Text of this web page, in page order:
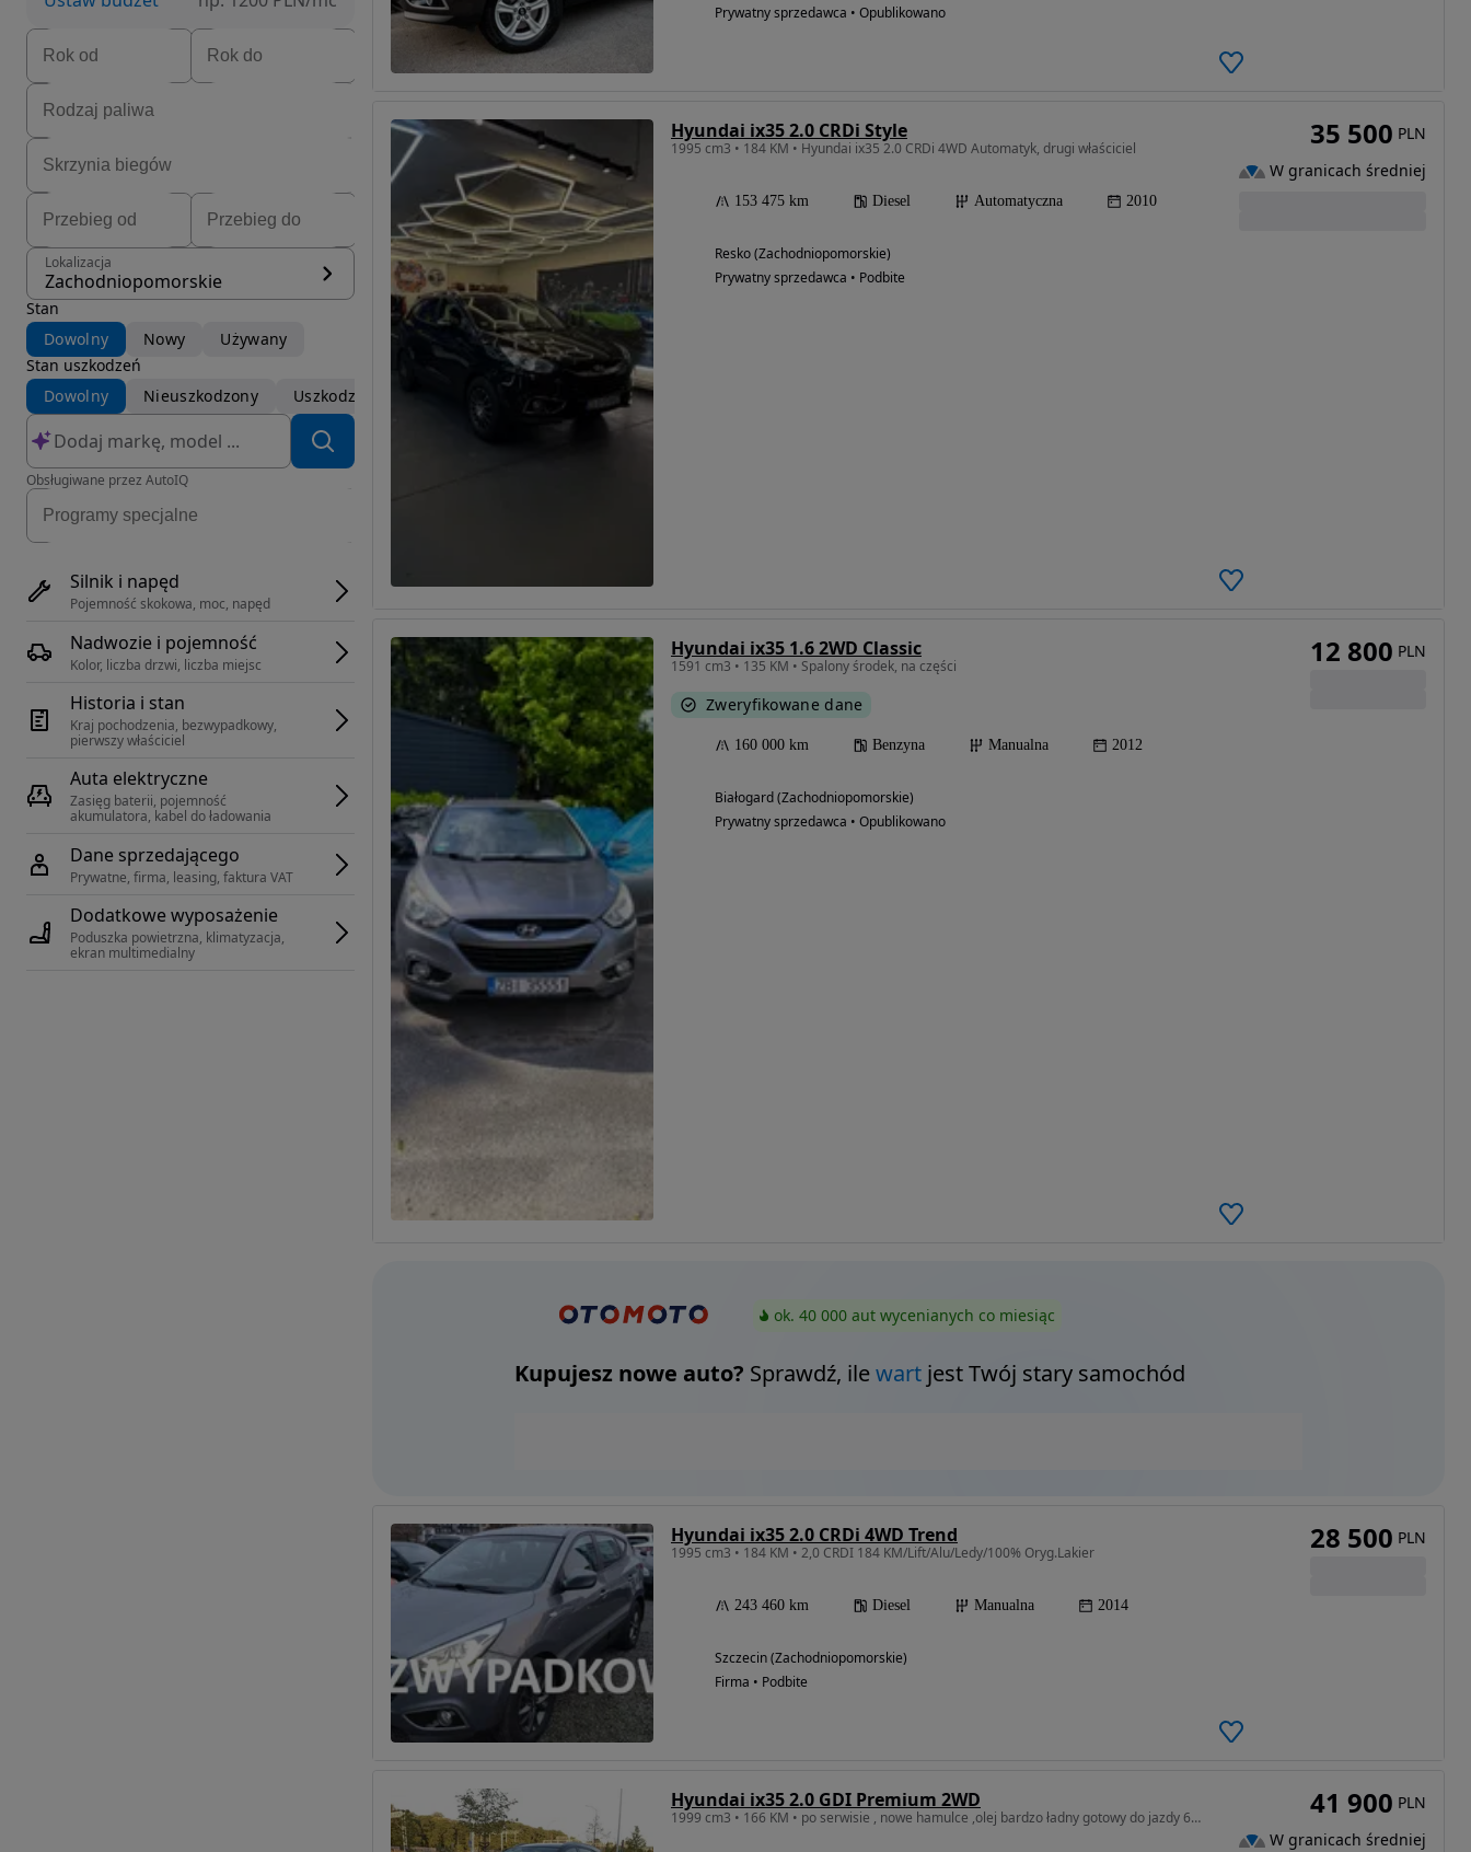
Lokalizacja
Zachodniopomorskie
Stan
Dowolny
Nowy
Używany
Stan uszkodzeń
Dowolny
Nieuszkodzony Uszkodzony
Obsługiwane przez AutoIQ
Silnik i napęd
Pojemność skokowa, moc, napęd
Nadwozie i pojemność
Kolor, liczba drzwi, liczba miejsc
Historia i stan
Kraj pochodzenia, bezwypadkowy,
pierwszy właściciel
Auta elektryczne
Zasięg baterii, pojemność
akumulatora, kabel do ładowania
Dane sprzedającego
Prywatne, firma, leasing, faktura VAT
Dodatkowe wyposażenie
Poduszka powietrzna, klimatyzacja,
ekran multimedialny
Prywatny sprzedawca • Opublikowano
Hyundai ix35 2.0 CRDi Style
1995 cm3 • 184 KM • Hyundai ix35 2.0 CRDi 4WD Automatyk, drugi właściciel
153 475 km Diesel Automatyczna 2010
Resko (Zachodniopomorskie)
Prywatny sprzedawca • Podbite
35 500 PLN
W granicach średniej
Hyundai ix35 1.6 2WD Classic
1591 cm3 • 135 KM • Spalony środek, na części
Zweryfikowane dane
160 000 km Benzyna Manualna 2012
Białogard (Zachodniopomorskie)
Prywatny sprzedawca • Opublikowano
12 800 PLN
ok. 40 000 aut wycenianych co miesiąc
Kupujesz nowe auto? Sprawdź, ilewartjest Twój stary samochód
Hyundai ix35 2.0 CRDi 4WD Trend
1995 cm3 • 184 KM • 2,0 CRDI 184 KM/Lift/Alu/Ledy/100% Oryg.Lakier
243 460 km Diesel Manualna 2014
Szczecin (Zachodniopomorskie)
Firma • Podbite
28 500 PLN
Hyundai ix35 2.0 GDI Premium 2WD
1999 cm3 • 166 KM • po serwisie , nowe hamulce ,olej bardzo ładny gotowy do jazdy 6 biegów 41 900 PLN
W granicach średniej